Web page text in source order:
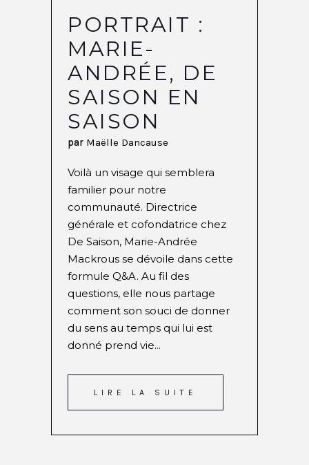
PORTRAIT :
MARIE-
ANDRÉE, DE
SAISON EN
SAISON
par Maëlle Dancause
Voilà un visage qui semblera
familier pour notre
communauté. Directrice
générale et cofondatrice chez
De Saison, Marie-Andrée
Mackrous se dévoile dans cette
formule Q&A. Au fil des
questions, elle nous partage
comment son souci de donner
du sens au temps qui lui est
donné prend vie...
LIRE LA SUITE